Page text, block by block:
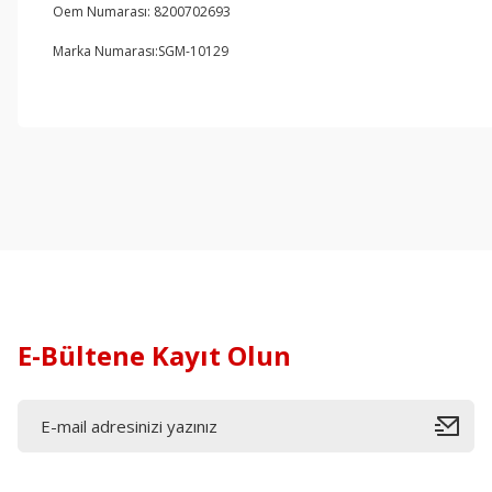
Oem Numarası: 8200702693
Marka Numarası:SGM-10129
E-Bültene Kayıt Olun